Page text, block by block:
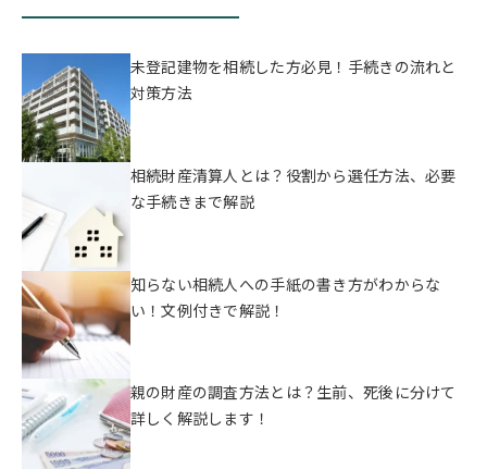
未登記建物を相続した方必見！手続きの流れと
対策方法
相続財産清算人とは？役割から選任方法、必要
な手続きまで解説
知らない相続人への手紙の書き方がわからな
い！文例付きで解説！
親の財産の調査方法とは？生前、死後に分けて
詳しく解説します！